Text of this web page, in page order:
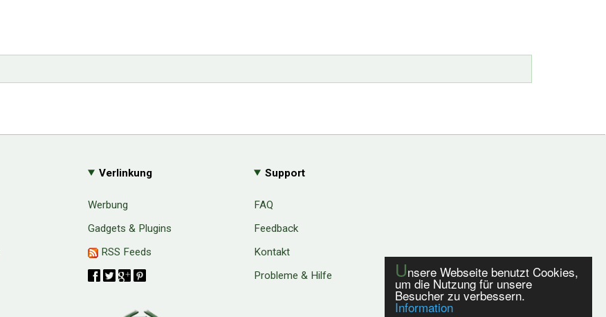
Unsere Webseite benutzt Cookies,
um die Nutzung für unsere
Besucher zu verbessern.
Information
Verlinkung
Werbung
Gadgets & Plugins
RSS Feeds
Support
FAQ
Feedback
Kontakt
Probleme & Hilfe